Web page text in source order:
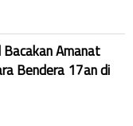
Amanat
Bendera 17an di